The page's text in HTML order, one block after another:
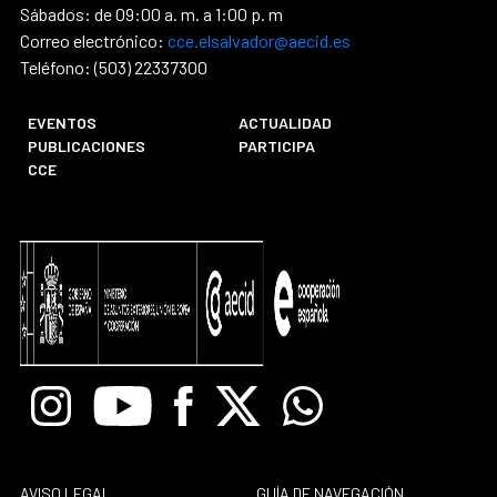
Sábados: de 09:00 a. m. a 1:00 p. m
Correo electrónico: cce.elsalvador@aecid.es
Teléfono: (503) 22337300
EVENTOS
ACTUALIDAD
PUBLICACIONES
PARTICIPA
CCE
InstagramYoutube Facebook
X Whatsapp